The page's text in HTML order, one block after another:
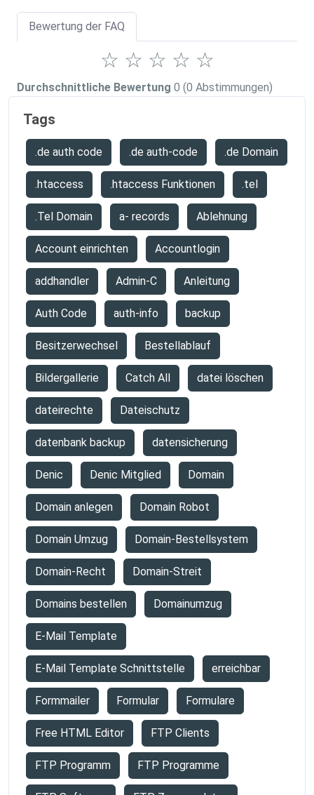
Bewertung der FAQ
☆
☆
☆
☆
☆
Durchschnittliche Bewertung 0 (0 Abstimmungen)
Tags
.de auth code .de auth-code .de Domain
.htaccess .htaccess Funktionen .tel
.Tel Domain a- records Ablehnung
Account einrichten Accountlogin
addhandler Admin-C Anleitung
Auth Code auth-info backup
Besitzerwechsel Bestellablauf
Bildergallerie Catch All datei löschen
dateirechte Dateischutz
datenbank backup datensicherung
Denic Denic Mitglied Domain
Domain anlegen Domain Robot
Domain Umzug Domain-Bestellsystem
Domain-Recht Domain-Streit
Domains bestellen Domainumzug
E-Mail Template
E-Mail Template Schnittstelle erreichbar
Formmailer Formular Formulare
Free HTML Editor FTP Clients
FTP Programm FTP Programme